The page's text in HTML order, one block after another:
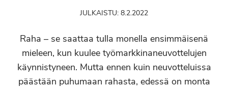
JULKAISTU: 8.2.2022
Raha – se saattaa tulla monella ensimmäisenä
mieleen, kun kuulee työmarkkinaneuvottelujen
käynnistyneen. Mutta ennen kuin neuvotteluissa
päästään puhumaan rahasta, edessä on monta